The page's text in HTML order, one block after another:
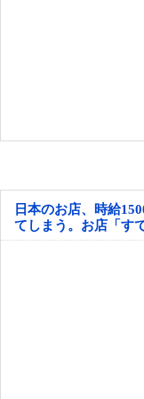
日本のお店、時給
てしまう。お店「す